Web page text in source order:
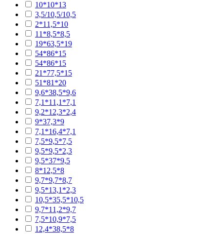
10*10*13
3,5/10,5/10,5
2*11,5*10
11*8,5*8,5
19*63,5*19
54*86*15
54*86*15
21*77,5*15
51*81*20
9,6*38,5*9,6
7,1*11,1*7,1
9,2*12,3*2,4
9*37,3*9
7,1*16,4*7,1
7,5*9,5*7,5
9,5*9,5*2,3
9,5*37*9,5
8*12,5*8
9,7*9,7*8,7
9,5*13,1*2,3
10,5*35,5*10,5
9,7*11,2*9,7
7,5*10,9*7,5
12,4*38,5*8